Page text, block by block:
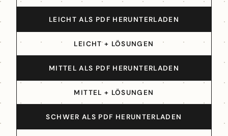
LEICHT ALS PDF HERUNTERLADEN
LEICHT + LÖSUNGEN
MITTEL ALS PDF HERUNTERLADEN
MITTEL + LÖSUNGEN
SCHWER ALS PDF HERUNTERLADEN